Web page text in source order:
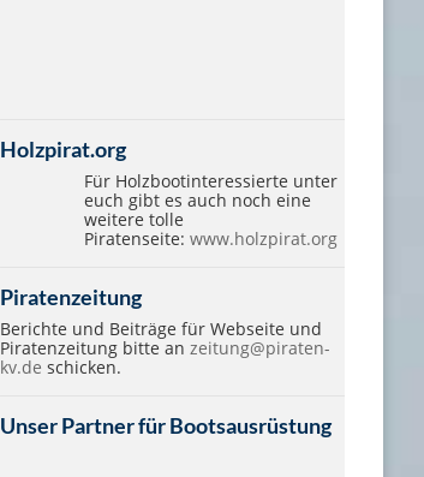
Holzpirat.org
Für Holzbootinteressierte unter
euch gibt es auch noch eine
weitere tolle
Piratenseite:www.holzpirat.org
Piratenzeitung
Berichte und Beiträge für Webseite und
Piratenzeitung bitte anzeitung@piraten-
kv.de schicken.
Unser Partner für Bootsausrüstung